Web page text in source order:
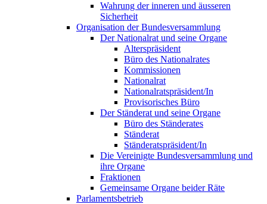
Wahrung der inneren und äusseren
Sicherheit
Organisation der Bundesversammlung
Der Nationalrat und seine Organe
Alterspräsident
Büro des Nationalrates
Kommissionen
Nationalrat
Nationalratspräsident/In
Provisorisches Büro
Der Ständerat und seine Organe
Büro des Ständerates
Ständerat
Ständeratspräsident/In
Die Vereinigte Bundesversammlung und
ihre Organe
Fraktionen
Gemeinsame Organe beider Räte
Parlamentsbetrieb